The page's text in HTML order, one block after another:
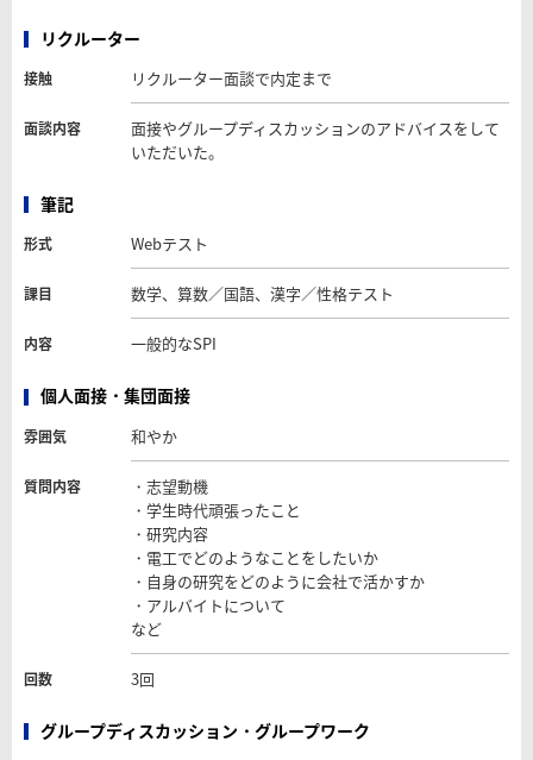
リクルーター
接触 リクルーター面談で内定まで
面談内容
面接やグループディスカッションのアドバイスをして
いただいた。
筆記
形式 Webテスト
課目 数学、算数／国語、漢字／性格テスト
内容 一般的なSPI
個人面接・集団面接
雰囲気 和やか
質問内容
・志望動機
・学生時代頑張ったこと
・研究内容
・電工でどのようなことをしたいか
・自身の研究をどのように会社で活かすか
・アルバイトについて
など
回数 3回
グループディスカッション・グループワーク